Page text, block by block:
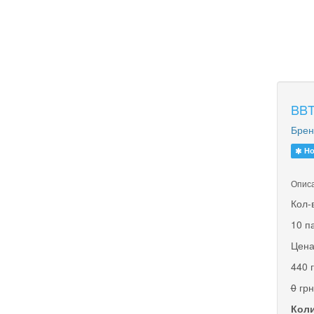
Кол-
10
440
0грн